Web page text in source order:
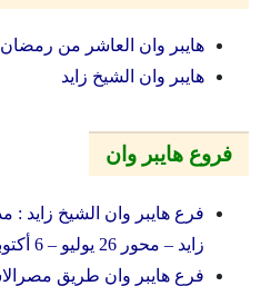
هايبر وان العاشر من رمضان
هايبر وان الشيخ زايد
فروع هايبر وان
زايد – محور 26 يوليو – 6 أكتوبر.